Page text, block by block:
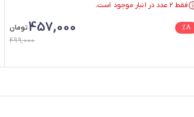
فقط ۲ عدد در انبار موجود است.
%8
457,000تومان
499,000